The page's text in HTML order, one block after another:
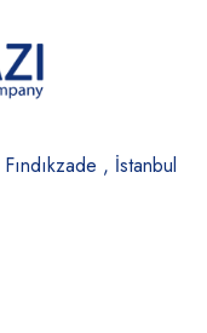
Fındıkzade , İstanbul